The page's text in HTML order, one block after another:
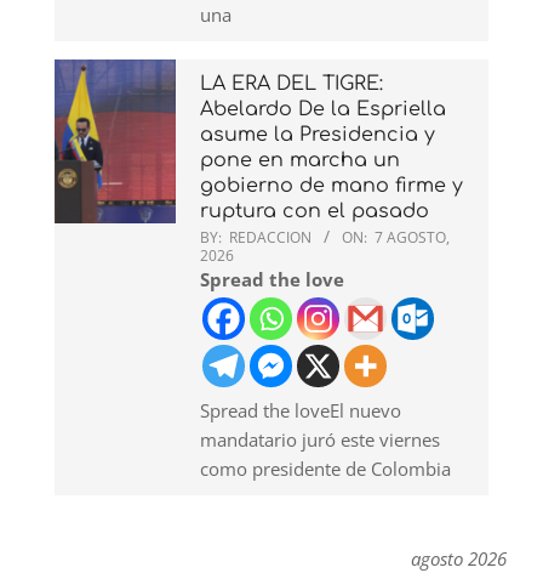
una
LA ERA DEL TIGRE:
Abelardo De la Espriella
asume la Presidencia y
pone en marcha un
gobierno de mano firme y
ruptura con el pasado
BY: REDACCION ON: 7 AGOSTO,
2026
Spread the love
Spread the loveEl nuevo
mandatario juró este viernes
como presidente de Colombia
agosto 2026